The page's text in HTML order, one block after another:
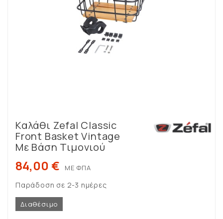
Καλάθι Zefal Classic
Front Basket Vintage
Με Βάση Τιμονιού
84,00 € ΜΕ ΦΠΑ
Παράδοση σε 2-3 ημέρες
Διαθέσιμο